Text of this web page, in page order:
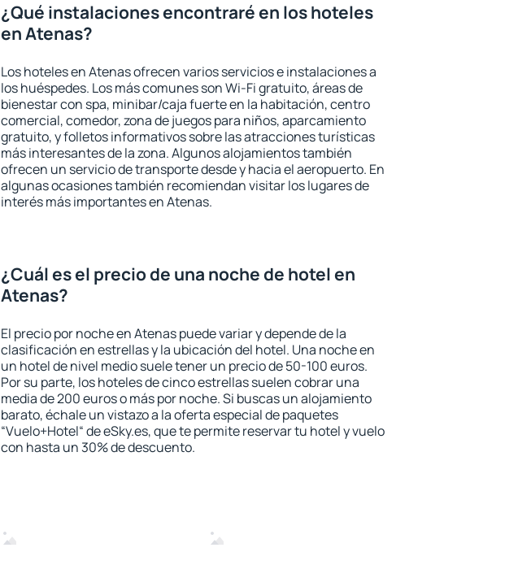
¿Qué instalaciones encontraré en los hoteles
en Atenas?
Los hoteles en Atenas ofrecen varios servicios e instalaciones a
los huéspedes. Los más comunes son Wi-Fi gratuito, áreas de
bienestar con spa, minibar/caja fuerte en la habitación, centro
comercial, comedor, zona de juegos para niños, aparcamiento
gratuito, y folletos informativos sobre las atracciones turísticas
más interesantes de la zona. Algunos alojamientos también
ofrecen un servicio de transporte desde y hacia el aeropuerto. En
algunas ocasiones también recomiendan visitar los lugares de
interés más importantes en Atenas.
¿Cuál es el precio de una noche de hotel en
Atenas?
El precio por noche en Atenas puede variar y depende de la
clasificación en estrellas y la ubicación del hotel. Una noche en
un hotel de nivel medio suele tener un precio de 50-100 euros.
Por su parte, los hoteles de cinco estrellas suelen cobrar una
media de 200 euros o más por noche. Si buscas un alojamiento
barato, échale un vistazo a la oferta especial de paquetes
“Vuelo+Hotel“ de eSky.es, que te permite reservar tu hotel y vuelo
con hasta un 30% de descuento.